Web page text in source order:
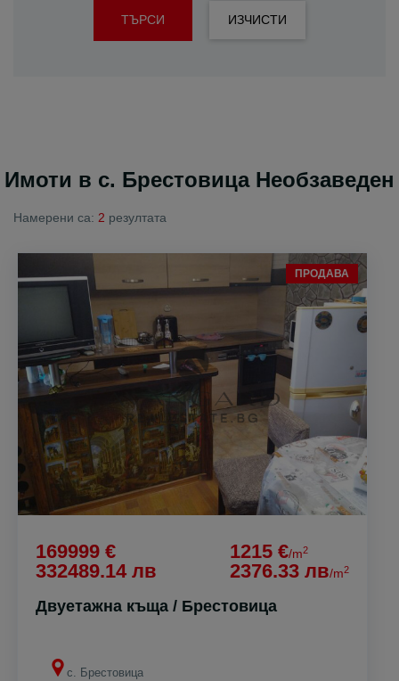
ТЪРСИ ИЗЧИСТИ
Имоти в с. Брестовица Необзаведен
Намерени са: 2 резултата
ПРОДАВА
169999 €
332489.14 лв
1215 €/m2
2376.33 лв/m2
Двуетажна къща / Брестовица
с. Брестовица